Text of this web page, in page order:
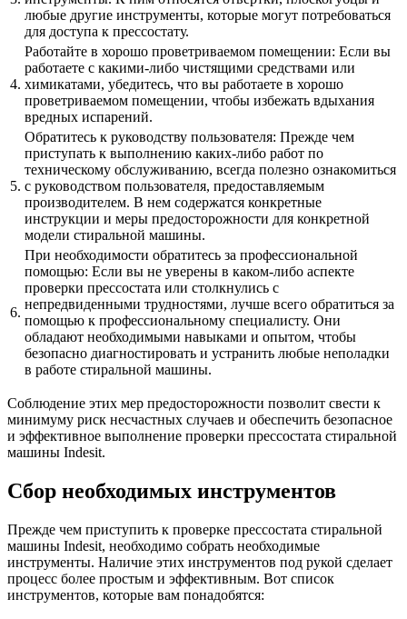
любые другие инструменты, которые могут потребоваться
для доступа к прессостату.
4.
Работайте в хорошо проветриваемом помещении: Если вы
работаете с какими-либо чистящими средствами или
химикатами, убедитесь, что вы работаете в хорошо
проветриваемом помещении, чтобы избежать вдыхания
вредных испарений.
5.
Обратитесь к руководству пользователя: Прежде чем
приступать к выполнению каких-либо работ по
техническому обслуживанию, всегда полезно ознакомиться
с руководством пользователя, предоставляемым
производителем. В нем содержатся конкретные
инструкции и меры предосторожности для конкретной
модели стиральной машины.
6.
При необходимости обратитесь за профессиональной
помощью: Если вы не уверены в каком-либо аспекте
проверки прессостата или столкнулись с
непредвиденными трудностями, лучше всего обратиться за
помощью к профессиональному специалисту. Они
обладают необходимыми навыками и опытом, чтобы
безопасно диагностировать и устранить любые неполадки
в работе стиральной машины.
Соблюдение этих мер предосторожности позволит свести к
минимуму риск несчастных случаев и обеспечить безопасное
и эффективное выполнение проверки прессостата стиральной
машины Indesit.
Сбор необходимых инструментов
Прежде чем приступить к проверке прессостата стиральной
машины Indesit, необходимо собрать необходимые
инструменты. Наличие этих инструментов под рукой сделает
процесс более простым и эффективным. Вот список
инструментов, которые вам понадобятся: